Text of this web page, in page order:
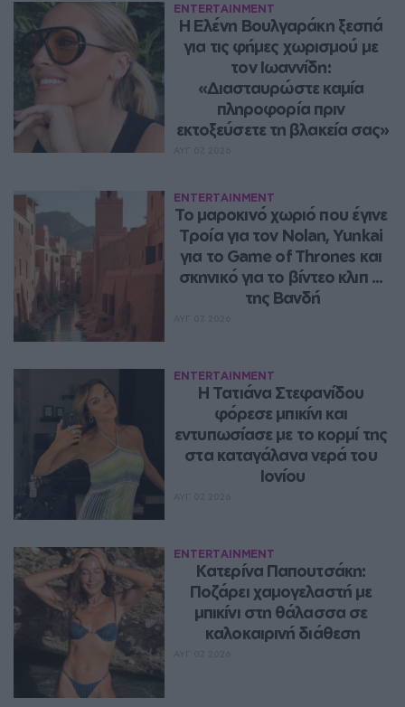
ENTERTAINMENT
Η Ελένη Βουλγαράκη ξεσπά
για τις φήμες χωρισμού με
τον Ιωαννίδη:
«Διασταυρώστε καμία
πληροφορία πριν
εκτοξεύσετε τη βλακεία σας»
ENTERTAINMENT
Το μαροκινό χωριό που έγινε
Τροία για τον Nolan, Yunkai
για το Game of Thrones και
σκηνικό για το βίντεο κλιπ ...
της Βανδή
ENTERTAINMENT
Η Τατιάνα Στεφανίδου
φόρεσε μπικίνι και
εντυπωσίασε με το κορμί της
στα καταγάλανα νερά του
Ιονίου
ENTERTAINMENT
Κατερίνα Παπουτσάκη:
Ποζάρει χαμογελαστή με
μπικίνι στη θάλασσα σε
καλοκαιρινή διάθεση